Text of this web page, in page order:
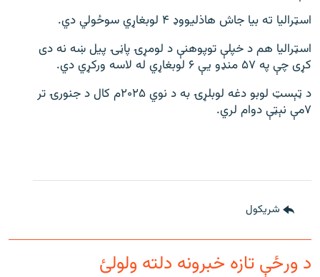
اسټرالیا ته بیا جاش هاذلیووډ ۴ لوبغاړي سوځولي دي.
اسټرالیا هم د خپلې توپوهنې د لومړۍ پاڼۍ پیل ښه نه دی
کړی چې په ۵۷ منډو یې ۶ لوبغاړي له لاسه ورکړي دي.
د ټېسټ لوبو دغه لوبلړۍ به د نوي ۲۰۲۵م کال د جنورۍ تر
۷مې نېټې دوام لري.
شريکول
د ورځې تازه خبرونه دلته ولولئ